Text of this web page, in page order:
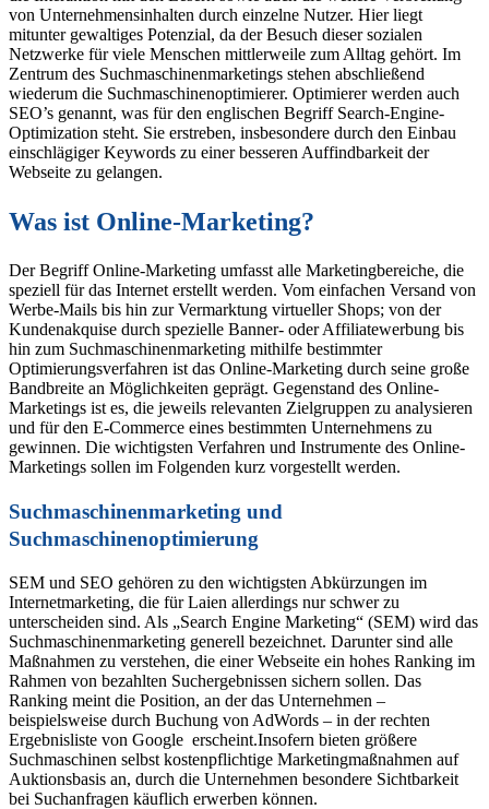
von Unternehmensinhalten durch einzelne Nutzer. Hier liegt
mitunter gewaltiges Potenzial, da der Besuch dieser sozialen
Netzwerke für viele Menschen mittlerweile zum Alltag gehört. Im
Zentrum des Suchmaschinenmarketings stehen abschließend
wiederum die Suchmaschinenoptimierer. Optimierer werden auch
SEO’s genannt, was für den englischen Begriff Search-Engine-
Optimization steht. Sie erstreben, insbesondere durch den Einbau
einschlägiger Keywords zu einer besseren Auffindbarkeit der
Webseite zu gelangen.
Was ist Online-Marketing?
Der Begriff Online-Marketing umfasst alle Marketingbereiche, die
speziell für das Internet erstellt werden. Vom einfachen Versand von
Werbe-Mails bis hin zur Vermarktung virtueller Shops; von der
Kundenakquise durch spezielle Banner- oder Affiliatewerbung bis
hin zum Suchmaschinenmarketing mithilfe bestimmter
Optimierungsverfahren ist das Online-Marketing durch seine große
Bandbreite an Möglichkeiten geprägt. Gegenstand des Online-
Marketings ist es, die jeweils relevanten Zielgruppen zu analysieren
und für den E-Commerce eines bestimmten Unternehmens zu
gewinnen. Die wichtigsten Verfahren und Instrumente des Online-
Marketings sollen im Folgenden kurz vorgestellt werden.
Suchmaschinenmarketing und
Suchmaschinenoptimierung
SEM und SEO gehören zu den wichtigsten Abkürzungen im
Internetmarketing, die für Laien allerdings nur schwer zu
unterscheiden sind. Als „Search Engine Marketing“ (SEM) wird das
Suchmaschinenmarketing generell bezeichnet. Darunter sind alle
Maßnahmen zu verstehen, die einer Webseite ein hohes Ranking im
Rahmen von bezahlten Suchergebnissen sichern sollen. Das
Ranking meint die Position, an der das Unternehmen –
beispielsweise durch Buchung von AdWords – in der rechten
Ergebnisliste von Google erscheint.Insofern bieten größere
Suchmaschinen selbst kostenpflichtige Marketingmaßnahmen auf
Auktionsbasis an, durch die Unternehmen besondere Sichtbarkeit
bei Suchanfragen käuflich erwerben können.